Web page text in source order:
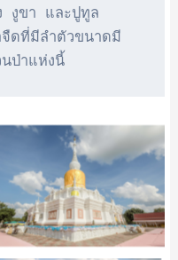
งูขา และปูทูล
ดที่มีลำตัวขนาดมี
ป่าแห่งนี้